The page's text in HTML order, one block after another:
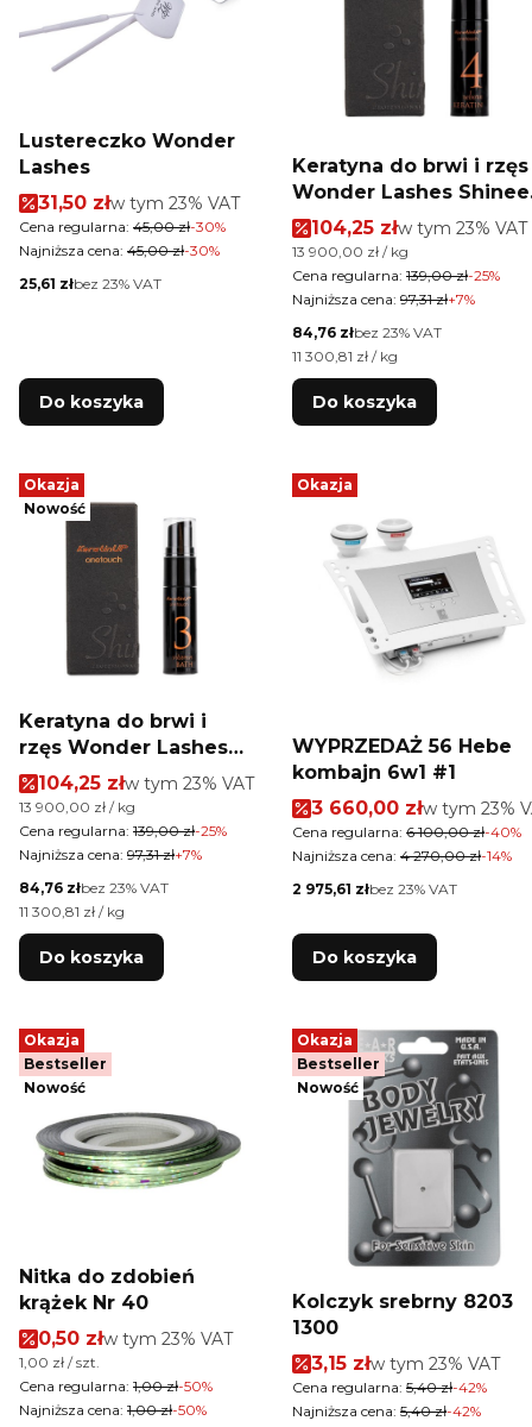
Lustereczko Wonder
Lashes
Cena promocyjna brutto
31,50 złw tym %s VAT
w tym 23% VAT
Cena regularna: 45,00 zł-30%
Najniższa cena: 45,00 zł-30%
Cena netto
25,61 złbez 23% VAT
Do koszyka
Keratyna do brwi i rzęs
Wonder Lashes Shinee
KeratinUp Onetouch 4
Reborn Keratin 10 g
Cena promocyjna
104,25 złw tym %s VAT
w tym 23% VAT
Cena jednostkowa brutto
13 900,00 zł / kg
Cena regularna: 139,00 zł-25%
Najniższa cena: 97,31 zł+7%
Cena netto
84,76 złbez 23% VAT
Cena jednostkowa netto
11 300,81 zł / kg
Do koszyka
Okazja
Nowość
Keratyna do brwi i
rzęs Wonder Lashes
Shinee KeratinUp
Onetouch 3 Vitamin
Bath 10 g
Cena promocyjna brutto
104,25 złw tym %s VAT
w tym 23% VAT
Cena jednostkowa brutto
13 900,00 zł / kg
Cena regularna: 139,00 zł-25%
Najniższa cena: 97,31 zł+7%
Cena netto
84,76 złbez 23% VAT
Cena jednostkowa netto
11 300,81 zł / kg
Do koszyka
Okazja
WYPRZEDAŻ 56 Hebe
kombajn 6w1 #1
Cena promocyjna
3 660,00 złw tym %s
w tym 23%
Cena regularna: 6 100,00 zł-40%
Najniższa cena: 4 270,00 zł-14%
Cena netto
2 975,61 złbez 23% VAT
Do koszyka
Okazja
Bestseller
Nowość
Nitka do zdobień
krążek Nr 40
Cena promocyjna brutto
0,50 złw tym %s VAT
w tym 23% VAT
Cena jednostkowa brutto
1,00 zł / szt.
Cena regularna: 1,00 zł-50%
Najniższa cena: 1,00 zł-50%
Okazja
Bestseller
Nowość
Kolczyk srebrny 8203
1300
Cena promocyjna
3,15 złw tym %s VAT
w tym 23% VAT
Cena regularna: 5,40 zł-42%
Najniższa cena: 5,40 zł-42%